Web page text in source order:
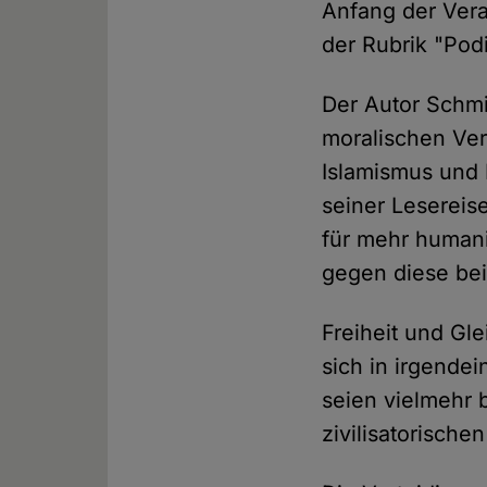
Anfang der
der Rubrik
Der Autor
moralischen
Islamismus
seiner
für mehr
gegen diese
Freiheit und
sich in
seien vielmehr